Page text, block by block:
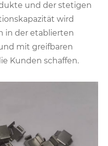
und der stetigen
wird
in der etablierten
mit greifbaren
Kunden schaffen.